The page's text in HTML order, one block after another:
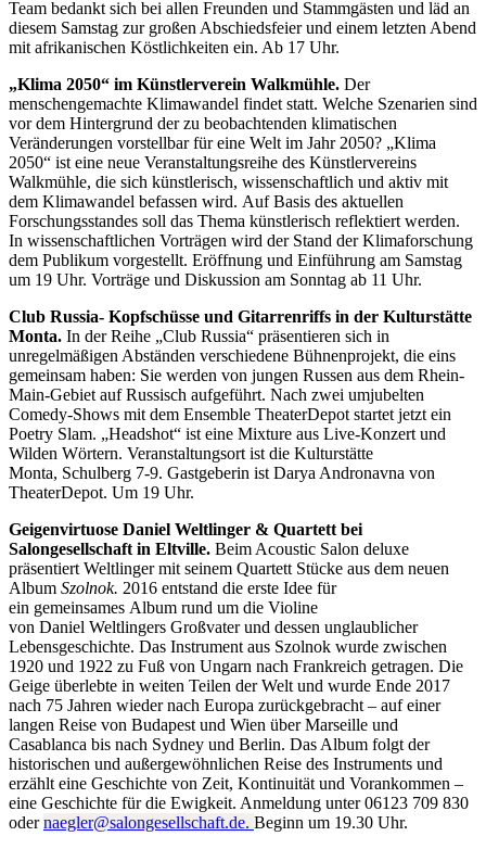
Team bedankt sich bei allen Freunden und Stammgästen und läd an
diesem Samstag zur großen Abschiedsfeier und einem letzten Abend
mit afrikanischen Köstlichkeiten ein. Ab 17 Uhr.
„Klima 2050“ im Künstlerverein Walkmühle. Der
menschengemachte Klimawandel findet statt. Welche Szenarien sind
vor dem Hintergrund der zu beobachtenden klimatischen
Veränderungen vorstellbar für eine Welt im Jahr 2050? „Klima
2050“ ist eine neue Veranstaltungsreihe des Künstlervereins
Walkmühle, die sich künstlerisch, wissenschaftlich und aktiv mit
dem Klimawandel befassen wird. Auf Basis des aktuellen
Forschungsstandes soll das Thema künstlerisch reflektiert werden.
In wissenschaftlichen Vorträgen wird der Stand der Klimaforschung
dem Publikum vorgestellt. Eröffnung und Einführung am Samstag
um 19 Uhr. Vorträge und Diskussion am Sonntag ab 11 Uhr.
Club Russia- Kopfschüsse und Gitarrenriffs in der Kulturstätte
Monta. In der Reihe „Club Russia“ präsentieren sich in
unregelmäßigen Abständen verschiedene Bühnenprojekt, die eins
gemeinsam haben: Sie werden von jungen Russen aus dem Rhein-
Main-Gebiet auf Russisch aufgeführt. Nach zwei umjubelten
Comedy-Shows mit dem Ensemble TheaterDepot startet jetzt ein
Poetry Slam. „Headshot“ ist eine Mixture aus Live-Konzert und
Wilden Wörtern. Veranstaltungsort ist die Kulturstätte
Monta, Schulberg 7-9. Gastgeberin ist Darya Andronavna von
TheaterDepot. Um 19 Uhr.
Geigenvirtuose Daniel Weltlinger & Quartett bei
Salongesellschaft in Eltville. Beim Acoustic Salon deluxe
präsentiert Weltlinger mit seinem Quartett Stücke aus dem neuen
Album Szolnok. 2016 entstand die erste Idee für
ein gemeinsames Album rund um die Violine
von Daniel Weltlingers Großvater und dessen unglaublicher
Lebensgeschichte. Das Instrument aus Szolnok wurde zwischen
1920 und 1922 zu Fuß von Ungarn nach Frankreich getragen. Die
Geige überlebte in weiten Teilen der Welt und wurde Ende 2017
nach 75 Jahren wieder nach Europa zurückgebracht – auf einer
langen Reise von Budapest und Wien über Marseille und
Casablanca bis nach Sydney und Berlin. Das Album folgt der
historischen und außergewöhnlichen Reise des Instruments und
erzählt eine Geschichte von Zeit, Kontinuität und Vorankommen –
eine Geschichte für die Ewigkeit. Anmeldung unter 06123 709 830
odernaegler@salongesellschaft.de. Beginn um 19.30 Uhr.